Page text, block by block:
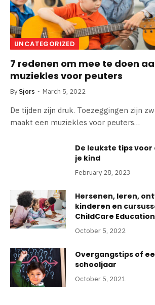
UNCATEGORIZED
7 redenen om mee te doen
muziekles voor peuters
By Sjors March 5, 2022
De tijden zijn druk. Toezeggingen zijn
maakt een muziekles voor peuters…
De leukste tips
je kind
February 28, 2023
Hersenen, leren,
kinderen en
ChildCare
October 5, 2022
Overgangstips of
schooljaar
October 5, 2021